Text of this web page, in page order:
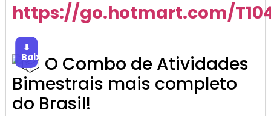
https://go.hotmart.com/
⬇
BaixarO Combo de Atividades
Bimestrais mais completo
do Brasil!